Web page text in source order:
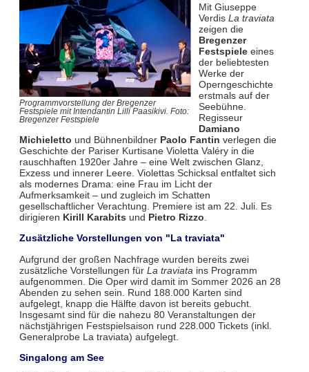
Programmvorstellung der Bregenzer
Festspiele mit Intendantin Lilli Paasikivi. Foto:
Bregenzer Festspiele
Mit Giuseppe
Verdis La traviata
zeigen die
Bregenzer
Festspieleeines
der beliebtesten
Werke der
Operngeschichte
erstmals auf der
Seebühne.
Regisseur
Damiano
Michieletto und Bühnenbildner Paolo Fantin verlegen die
Geschichte der Pariser Kurtisane Violetta Valéry in die
rauschhaften 1920er Jahre – eine Welt zwischen Glanz,
Exzess und innerer Leere. Violettas Schicksal entfaltet sich
als modernes Drama: eine Frau im Licht der
Aufmerksamkeit – und zugleich im Schatten
gesellschaftlicher Verachtung. Premiere ist am 22. Juli. Es
dirigieren Kirill Karabits und Pietro Rizzo
Zusätzliche Vorstellungen von "La traviata"
Aufgrund der großen Nachfrage wurden bereits zwei
zusätzliche Vorstellungen für La traviata ins Programm
aufgenommen. Die Oper wird damit im Sommer 2026 an 28
Abenden zu sehen sein. Rund 188.000 Karten sind
aufgelegt, knapp die Hälfte davon ist bereits gebucht.
Insgesamt sind für die nahezu 80 Veranstaltungen der
nächstjährigen Festspielsaison rund 228.000 Tickets (inkl.
Generalprobe La traviata) aufgelegt.
Singalong am See